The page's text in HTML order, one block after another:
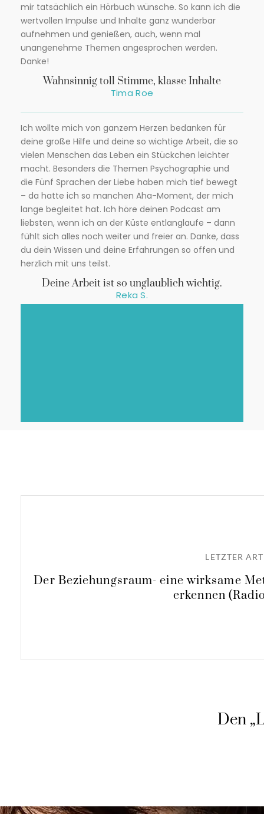
mir tatsächlich ein Hörbuch wünsche. So kann ich die
wertvollen Impulse und Inhalte ganz wunderbar
aufnehmen und genießen, auch, wenn mal
unangenehme Themen angesprochen werden.
Danke!
Wahnsinnig toll Stimme, klasse Inhalte
Tima Roe
Ich wollte mich von ganzem Herzen bedanken für
deine große Hilfe und deine so wichtige Arbeit, die so
vielen Menschen das Leben ein Stückchen leichter
macht. Besonders die Themen Psychographie und
die Fünf Sprachen der Liebe haben mich tief bewegt
– da hatte ich so manchen Aha-Moment, der mich
lange begleitet hat. Ich höre deinen Podcast am
liebsten, wenn ich an der Küste entlanglaufe – dann
fühlt sich alles noch weiter und freier an. Danke, dass
du dein Wissen und deine Erfahrungen so offen und
herzlich mit uns teilst.
Deine Arbeit ist so unglaublich wichtig.
Reka S.
LETZTER
Der Beziehungsraum- eine wirksame
erkennen
Den